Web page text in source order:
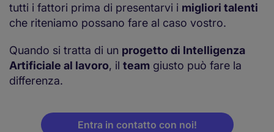
tutti i fattori prima di presentarvi i migliori talenti
che riteniamo possano fare al caso vostro.
Quando si tratta di un progetto di Intelligenza
Artificiale al lavoro, il team giusto può fare la
differenza.
Entra in contatto con noi!